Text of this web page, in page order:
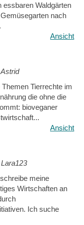
essbaren Waldgärten
nach
Ansicht
Tierrechte im
die ohne die
bioveganer
Ansicht
meine
Wirtschaften an
Ich suche